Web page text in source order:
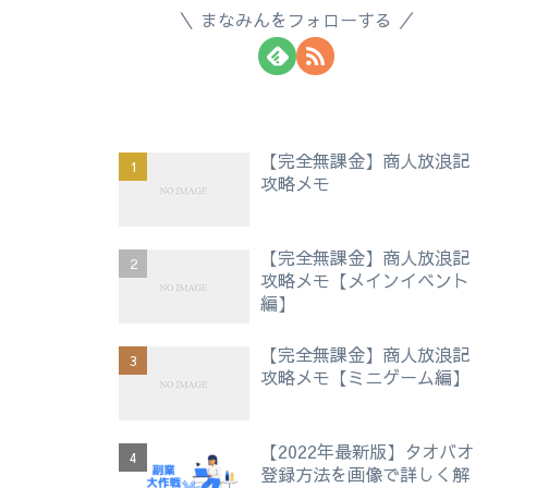
まなみんをフォローする
【完全無課金】商人放浪記
攻略メモ
【完全無課金】商人放浪記
攻略メモ【メインイベント
編】
【完全無課金】商人放浪記
攻略メモ【ミニゲーム編】
【2022年最新版】タオバオ
登録方法を画像で詳しく解